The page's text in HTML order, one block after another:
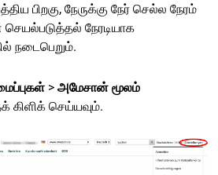
பிறகு, நேருக்கு நேர் செல்ல நேரம்
நேரடியாக
நடைபெறும்.
> அமேசான் மூலம்
கிளிக் செய்யவும்.